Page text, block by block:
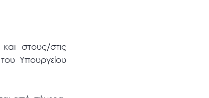
στους/στις
Υπουργείου